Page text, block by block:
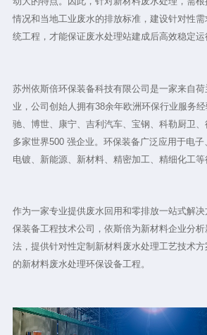
情况和当地工业废水的排放标准，建设针对性
统工程，才能保证废水处理站建成后高效稳定运
苏州依斯倍环保装备科技有限公司是一家来自
业，公司创始人拥有38余年欧洲环保行业服务
驰、博世、康宁、吉利汽车、宝钢、科勒厨卫
多家世界500 强企业。环保装备广泛应用于电子
电镀、新能源、新材料、精密加工、精细化工等
作为一家专业提供废水回用和零排放一站式解
保装备工程技术公司，依斯倍为新材料企业分
法，提供针对性定制新材料废水处理工艺技术
的新材料废水处理环保设备工程。